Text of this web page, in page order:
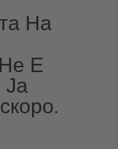
На
Е